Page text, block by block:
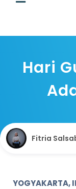
Hari
Fitria
YOGYAKARTA,